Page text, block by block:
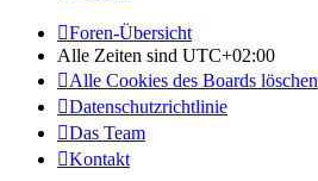
Foren-Übersicht
Alle Zeiten sind UTC+02:00
Alle Cookies des Boards löschen
Datenschutzrichtlinie
Das Team
Kontakt